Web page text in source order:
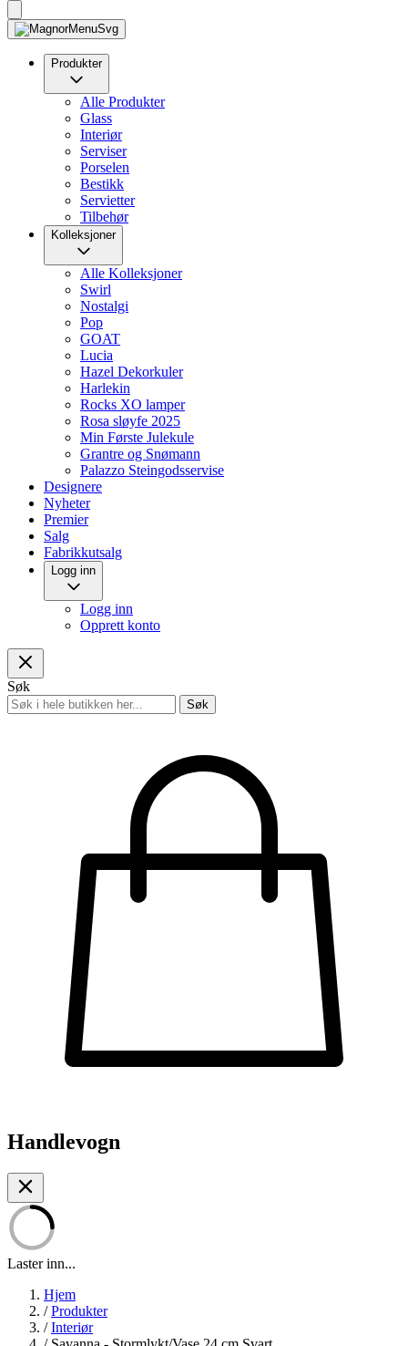
Produkter
Alle Produkter
Glass
Interiør
Serviser
Porselen
Bestikk
Servietter
Tilbehør
Kolleksjoner
Alle Kolleksjoner
Swirl
Nostalgi
Pop
GOAT
Lucia
Hazel Dekorkuler
Harlekin
Rocks XO lamper
Rosa sløyfe 2025
Min Første Julekule
Grantre og Snømann
Palazzo Steingodsservise
Designere
Nyheter
Premier
Salg
Fabrikkutsalg
Logg inn
Logg inn
Opprett konto
Søk
Søk
Handlevogn
Laster inn...
Hjem
/ Produkter
/ Interiør